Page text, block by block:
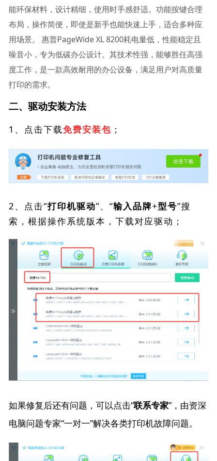
能环保材料，设计精细，使用时手感舒适。功能按键合理
布局，操作简便，即使是新手也能快速上手，适合多种应
用场景。 惠普PageWide XL 8200耗电量低，性能稳定且
噪音小，专为低碳办公设计。其技术性强，能够胜任高强
度工作，是一款高效耐用的办公设备，满足用户对高质量
打印的需求。
二、驱动安装方法
1、点击下载免费安装包 ；
2、点击“打印机驱动”、“输入品牌+型号”搜
索，根据操作系统版本，下载对应驱动；
如果修复后还有问题，可以点击“联系专家”，由资深
电脑问题专家“一对一”解决各类打印机故障问题。